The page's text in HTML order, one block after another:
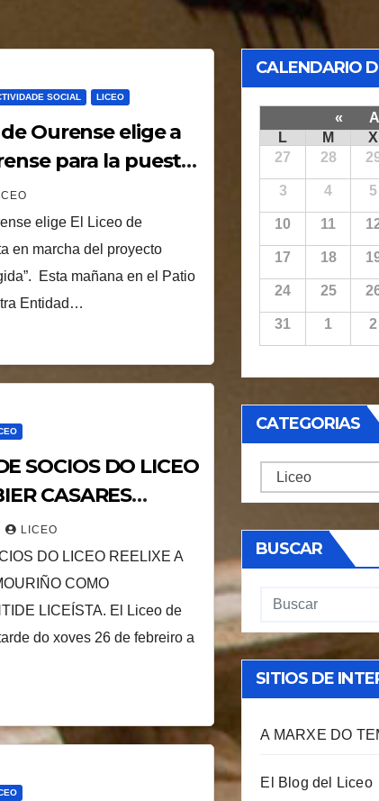
SOCIAL LICEO
Ourense elige a
para la puesta
“Ciudad
elige El Liceo de
en marcha del proyecto
Esta mañana en el Patio
Entidad…
SOCIOS DO LICEO
CASARES
PRESIDENTE DA
LICEO
DO LICEO REELIXE A
COMO
LICEÍSTA. El Liceo de
do xoves 26 de febreiro a
CALENDARIO
«
L
M X
27
28
3 4 5
10 11
17 18
24 25
31 1 2
CATEGORIAS
CATEGORIAS
BUSCAR
SITIOS DE
A MARXE DO
El Blog del Liceo